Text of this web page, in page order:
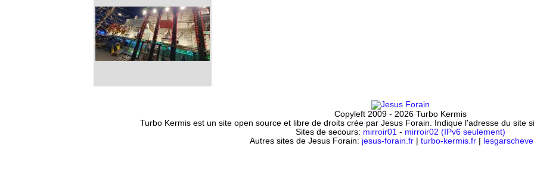
Copyleft 2009 - 2026 Turbo Kermis
Turbo Kermis est un site open source et libre de droits crée par Jesus Forain. Indique l'adresse du site
Sites de secours: mirroir01 - mirroir02 (IPv6 seulement)
Autres sites de Jesus Forain: jesus-forain.fr| turbo-kermis.fr|